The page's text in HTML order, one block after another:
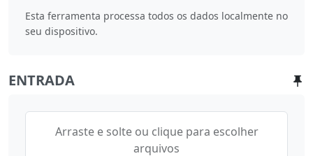
Esta ferramenta processa todos os dados localmente no
seu dispositivo.
ENTRADA
Arraste e solte ou clique para escolher
arquivos